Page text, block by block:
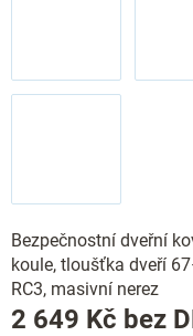
Bezpečnostní dveřní
koule, tloušťka dveří
RC3, masivní nerez
2 649 Kč bez